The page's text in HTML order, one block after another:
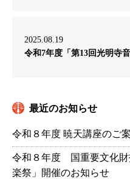
2025.08.19
令和7年度「第13回光明寺
最近のお知らせ
令和８年度 暁天講座のご
令和８年度 国重要文化財
楽祭」開催のお知らせ